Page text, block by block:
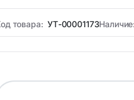
питания для ноутбуков
питания
товара:УТ-00001173